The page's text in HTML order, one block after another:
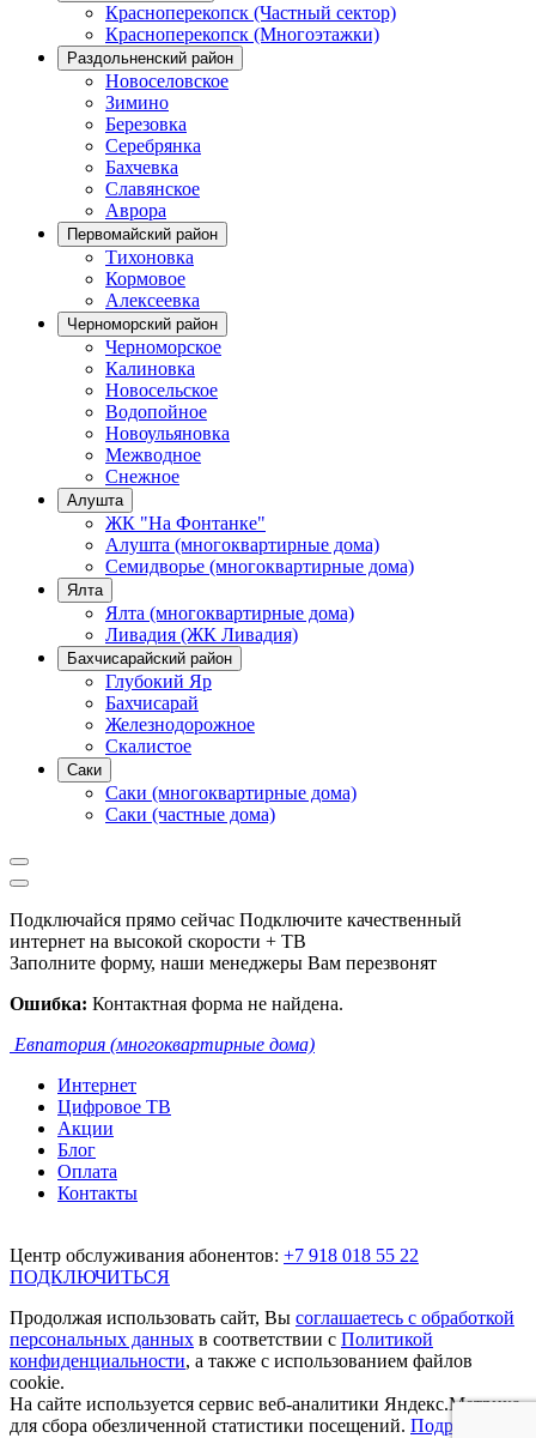
Красноперекопск (Частный сектор)
Красноперекопск (Многоэтажки)
Раздольненский район
Новоселовское
Зимино
Березовка
Серебрянка
Бахчевка
Славянское
Аврора
Первомайский район
Тихоновка
Кормовое
Алексеевка
Черноморский район
Черноморское
Калиновка
Новосельское
Водопойное
Новоульяновка
Межводное
Снежное
Алушта
ЖК "На Фонтанке"
Алушта (многоквартирные дома)
Семидворье (многоквартирные дома)
Ялта
Ялта (многоквартирные дома)
Ливадия (ЖК Ливадия)
Бахчисарайский район
Глубокий Яр
Бахчисарай
Железнодорожное
Скалистое
Саки
Саки (многоквартирные дома)
Саки (частные дома)
Подключайся прямо сейчас Подключите качественный
интернет на высокой скорости + ТВ
Заполните форму, наши менеджеры Вам перезвонят
Ошибка: Контактная форма не найдена.
Евпатория (многоквартирные дома)
Интернет
Цифровое ТВ
Акции
Блог
Оплата
Контакты
Центр обслуживания абонентов: +7 918 018 55 22
ПОДКЛЮЧИТЬСЯ
Продолжая использовать сайт, Вы соглашаетесь с обработкой
персональных данных в соответствии с Политикой
конфиденциальности, а также с использованием файлов
cookie.
На сайте используется сервис веб-аналитики Яндекс.Метрика,
для сбора обезличенной статистики посещений. Подробнее.